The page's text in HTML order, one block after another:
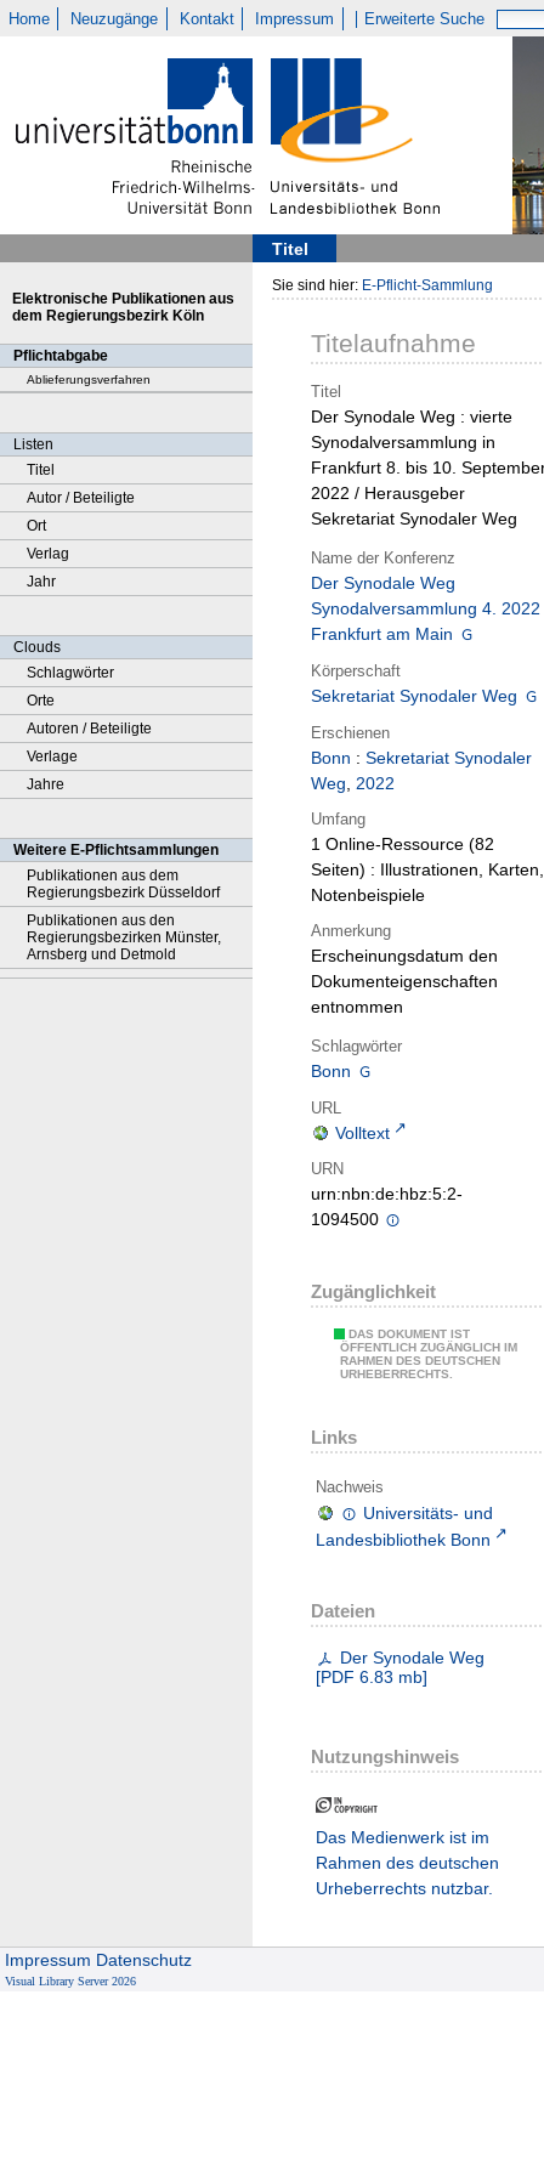
Home Neuzugänge Kontakt Impressum Erweiterte Suche
Titel
Elektronische Publikationen aus
dem Regierungsbezirk Köln
Pflichtabgabe
Ablieferungsverfahren
Listen
Titel
Autor / Beteiligte
Ort
Verlag
Jahr
Clouds
Schlagwörter
Orte
Autoren / Beteiligte
Verlage
Jahre
Weitere E-Pflichtsammlungen
Publikationen aus dem
Regierungsbezirk Düsseldorf
Publikationen aus den
Regierungsbezirken Münster,
Arnsberg und Detmold
Sie sind hier: E-Pflicht-Sammlung
Titelaufnahme
Titel
Der Synodale Weg : vierte
Synodalversammlung in
Frankfurt 8. bis 10.
2022 / Herausgeber
Sekretariat Synodaler Weg
Name der Konferenz
Der Synodale Weg
Synodalversammlung 4. 2022
Frankfurt am Main
Körperschaft
Sekretariat Synodaler Weg
Erschienen
Bonn : Sekretariat Synodaler
Weg, 2022
Umfang
1 Online-Ressource (82
Seiten) : Illustrationen, Karten,
Notenbeispiele
Anmerkung
Erscheinungsdatum den
Dokumenteigenschaften
entnommen
Schlagwörter
Bonn
URL
Volltext
URN
urn:nbn:de:hbz:5:2-
1094500
Zugänglichkeit
DAS DOKUMENT IST
ÖFFENTLICH ZUGÄNGLICH IM
RAHMEN DES DEUTSCHEN
URHEBERRECHTS.
Links
Nachweis
Universitäts- und
Landesbibliothek Bonn
Dateien
Der Synodale Weg
[PDF 6.83 mb]
Nutzungshinweis
Das Medienwerk ist im
Rahmen des deutschen
Urheberrechts nutzbar.
Impressum Datenschutz
Visual Library Server 2026